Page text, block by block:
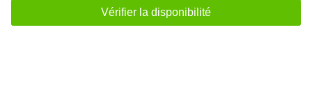
Vérifier la disponibilité